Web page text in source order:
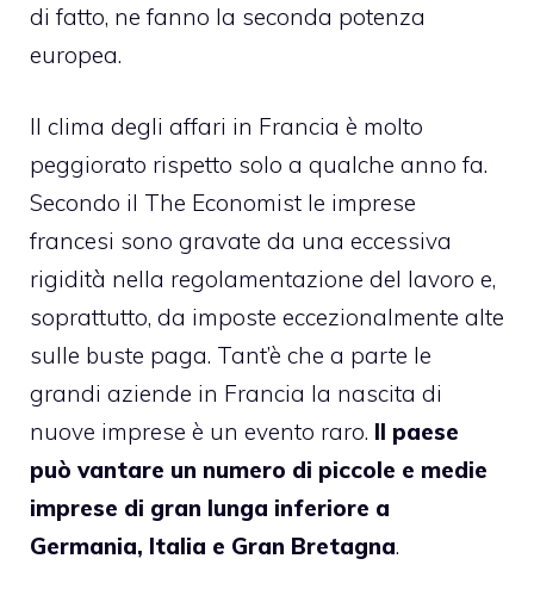
di fatto, ne fanno la seconda potenza
europea.
Il clima degli affari in Francia è molto
peggiorato rispetto solo a qualche anno fa.
Secondo il The Economist le imprese
francesi sono gravate da una eccessiva
rigidità nella regolamentazione del lavoro e,
soprattutto, da imposte eccezionalmente alte
sulle buste paga. Tant’è che a parte le
grandi aziende in Francia la nascita di
nuove imprese è un evento raro. Il paese
può vantare un numero di piccole e medie
imprese di gran lunga inferiore a
Germania, Italia e Gran Bretagna.